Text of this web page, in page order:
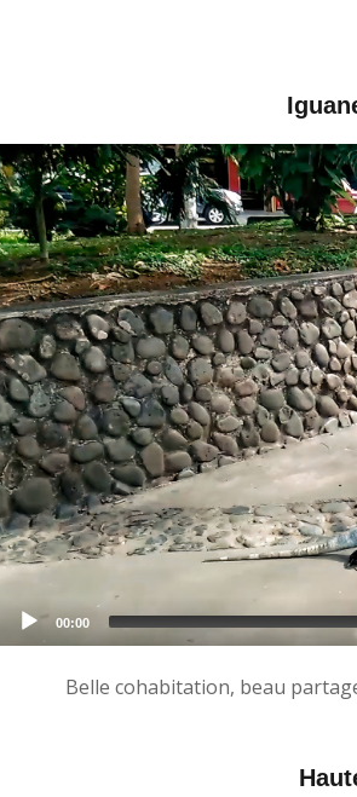
00:00
Belle cohabitation, beau partage